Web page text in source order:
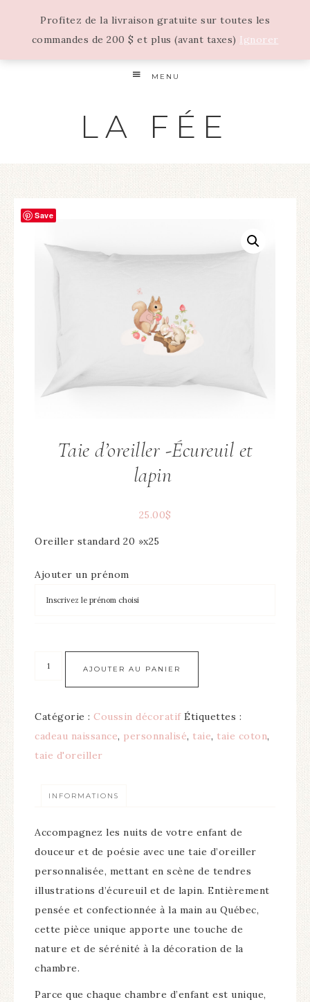
Profitez de la livraison gratuite sur toutes les
commandes de 200 $ et plus (avant taxes) Ignorer
MENU
LA FÉE
Save
Taie d’oreiller -Écureuil et
lapin
25.00$
Oreiller standard 20 »x25
Ajouter un prénom
AJOUTER AU PANIER
Catégorie : Coussin décoratif Étiquettes :
cadeau naissance, personnalisé, taie, taie coton,
taie d'oreiller
INFORMATIONS
Accompagnez les nuits de votre enfant de
douceur et de poésie avec une taie d’oreiller
personnalisée, mettant en scène de tendres
illustrations d’écureuil et de lapin. Entièrement
pensée et confectionnée à la main au Québec,
cette pièce unique apporte une touche de
nature et de sérénité à la décoration de la
chambre.
Parce que chaque chambre d’enfant est unique,